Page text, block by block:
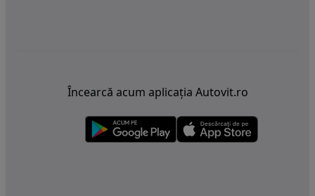
Încearcă acum aplicația Autovit.ro